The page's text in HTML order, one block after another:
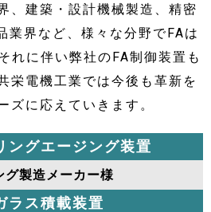
、建築・設計機械製造、精密
業界など、様々な分野でFAは
れに伴い弊社のFA制御装置も
栄電機工業では今後も革新を
ズに応えていきます。
ングエージング装置
グ製造メーカー様
ラス積載装置